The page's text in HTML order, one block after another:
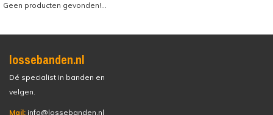
Geen producten gevonden!...
lossebanden.nl
Dé specialist in banden en
velgen.
Mail: info@lossebanden.nl